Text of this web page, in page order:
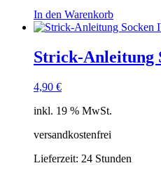
In den Warenkorb
Strick-Anleitung
4,90 €
inkl. 19 % MwSt.
versandkostenfrei
Lieferzeit: 24 Stunden